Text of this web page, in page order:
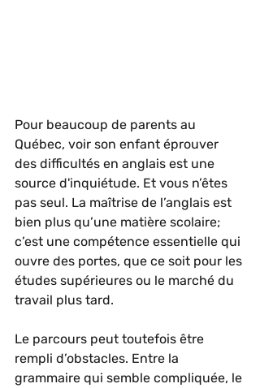
Pour beaucoup de parents au
Québec, voir son enfant éprouver
des difficultés en anglais est une
source d'inquiétude. Et vous n’êtes
pas seul. La maîtrise de l’anglais est
bien plus qu’une matière scolaire;
c’est une compétence essentielle qui
ouvre des portes, que ce soit pour les
études supérieures ou le marché du
travail plus tard.
Le parcours peut toutefois être
rempli d’obstacles. Entre la
grammaire qui semble compliquée, le